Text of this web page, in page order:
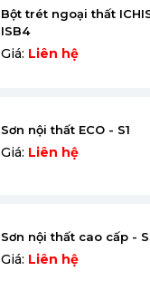
Bột trét ngoại thất
ISB4
Giá: Liên hệ
Sơn nội thất ECO - S1
Giá: Liên hệ
Sơn nội thất cao cấp -
Giá: Liên hệ